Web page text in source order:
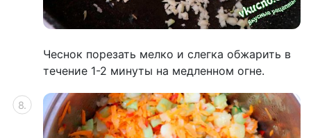
Чеснок порезать мелко и слегка обжарить в
течение 1-2 минуты на медленном огне.